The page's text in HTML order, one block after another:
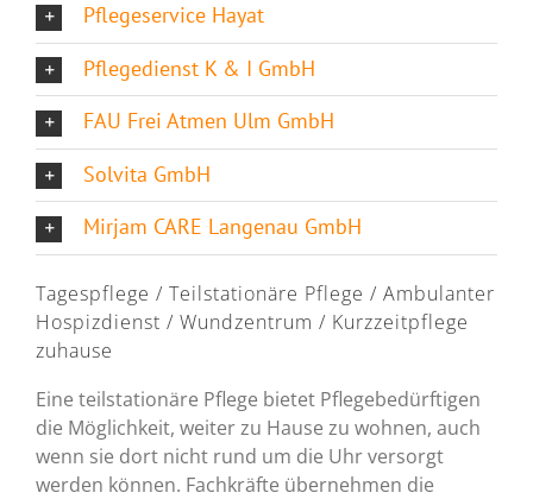
Pflegeservice Hayat
Pflegedienst K & I GmbH
FAU Frei Atmen Ulm GmbH
Solvita GmbH
Mirjam CARE Langenau GmbH
Tagespflege / Teilstationäre Pflege / Ambulanter
Hospizdienst / Wundzentrum / Kurzzeitpflege
zuhause
Eine teilstationäre Pflege bietet Pflegebedürftigen
die Möglichkeit, weiter zu Hause zu wohnen, auch
wenn sie dort nicht rund um die Uhr versorgt
werden können. Fachkräfte übernehmen die